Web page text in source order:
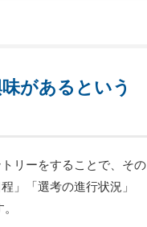
があるという
リーをすることで、その
」「選考の進行状況」